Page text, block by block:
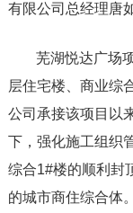
有限公司总经理唐
芜湖悦达广场
层住宅楼、商业综
公司承接该项目以
下，强化施工组织
综合1#楼的顺利封
的城市商住综合体。